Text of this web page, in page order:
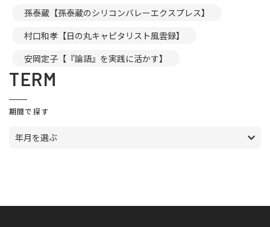
孫泰蔵【孫泰蔵のシリコンバレーエクスプレス】
村口和孝【日の丸キャピタリスト風雲録】
安岡定子【『論語』を実践に活かす】
TERM
期間で探す
年月を選ぶ